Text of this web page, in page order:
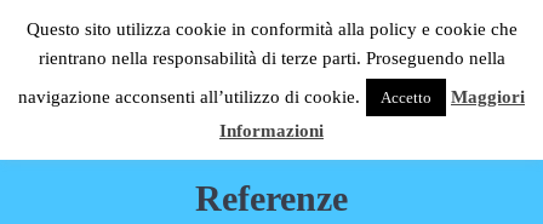
C.S.G. Impianti
Menu
Referenze
Questo sito utilizza cookie in conformità alla policy e cookie che
rientrano nella responsabilità di terze parti. Proseguendo nella
navigazione acconsenti all’utilizzo di cookie.
Accetto
Maggiori
Informazioni